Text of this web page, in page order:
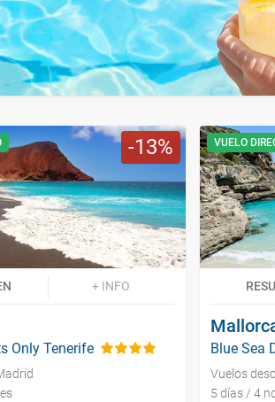
13
+ INFO
Only Tenerife
VUELO
Blue Sea
Vuelos
5 días / 4